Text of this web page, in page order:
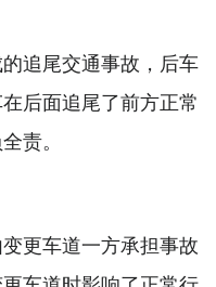
追尾交通事故，后车
后面追尾了前方正常
责。
更车道一方承担事故